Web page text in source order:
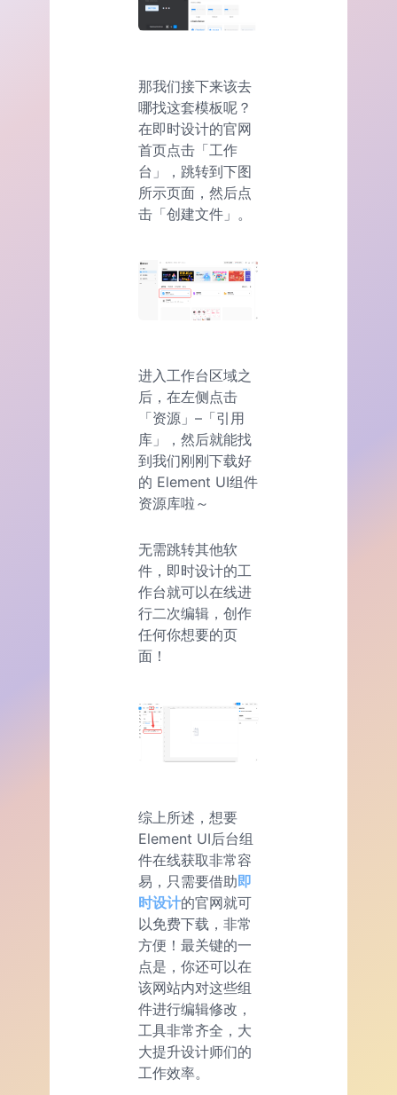
那我们接下来该去
哪找这套模板呢？
在即时设计的官网
首页点击「工作
台」，跳转到下图
所示页面，然后点
击「创建文件」。
进入工作台区域之
后，在左侧点击
「资源」–「引用
库」，然后就能找
到我们刚刚下载好
的 Element UI组件
资源库啦～
无需跳转其他软
件，即时设计的工
作台就可以在线进
行二次编辑，创作
任何你想要的页
面！
综上所述，想要
Element UI后台组
件在线获取非常容
易，只需要借助即
时设计的官网就可
以免费下载，非常
方便！最关键的一
点是，你还可以在
该网站内对这些组
件进行编辑修改，
工具非常齐全，大
大提升设计师们的
工作效率。